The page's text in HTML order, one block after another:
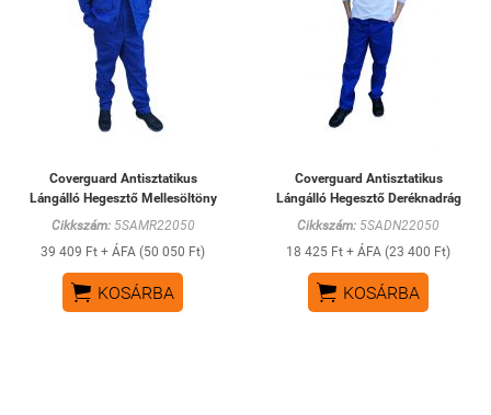
Coverguard Antisztatikus
Lángálló Hegesztő Mellesöltöny
Cikkszám:5SAMR22050
39 409 Ft + ÁFA (50 050 Ft)
 KOSÁRBA
Coverguard Antisztatikus
Lángálló Hegesztő Deréknadrág
Cikkszám: 5SADN22050
18 425 Ft + ÁFA (23 400 Ft)
 KOSÁRBA